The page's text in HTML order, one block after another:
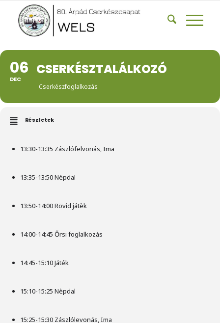
06
DEC
CSERKÉSZTALÁLKOZÓ
Cserkészfoglalkozás
Részletek
13:30-13:35 Zászlófelvonás, Ima
13:35-13:50 Nèpdal
13:50-14:00 Rövid játèk
14:00-14:45 Őrsi foglalkozás
14:45-15:10 Játék
15:10-15:25 Nèpdal
15:25-15:30 Zászlólevonás, Ima